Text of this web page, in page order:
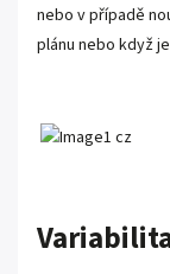
nebo v případě
plánu nebo když